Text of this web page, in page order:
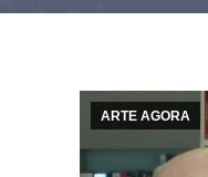
ARTE AGORA